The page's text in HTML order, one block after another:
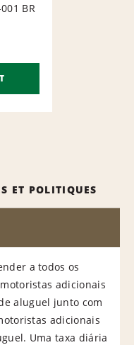
BR
ET POLITIQUES
a todos os
adicionais
aluguel junto com
adicionais
Uma taxa diária